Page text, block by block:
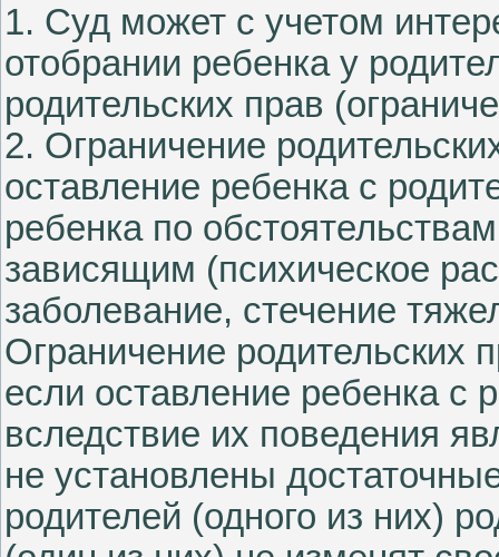
1. Суд может с учетом
отобрании ребенка у
родительских прав
2. Ограничение
оставление ребенка с
ребенка по
зависящим (психическое
заболевание, стечение
Ограничение родительских
если оставление ребенка с
вследствие их поведения
не установлены
родителей (одного из них)